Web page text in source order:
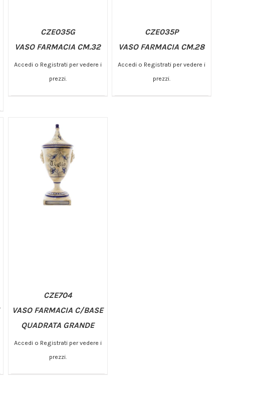
CZE035G
VASO FARMACIA CM.32
Accedi o Registrati per vedere i
prezzi.
CZE035P
VASO FARMACIA CM.28
Accedi o Registrati per vedere i
prezzi.
AGGIUNGI AL CARRELLO
CZE704
VASO FARMACIA C/BASE
QUADRATA GRANDE
Accedi o Registrati per vedere i
prezzi.